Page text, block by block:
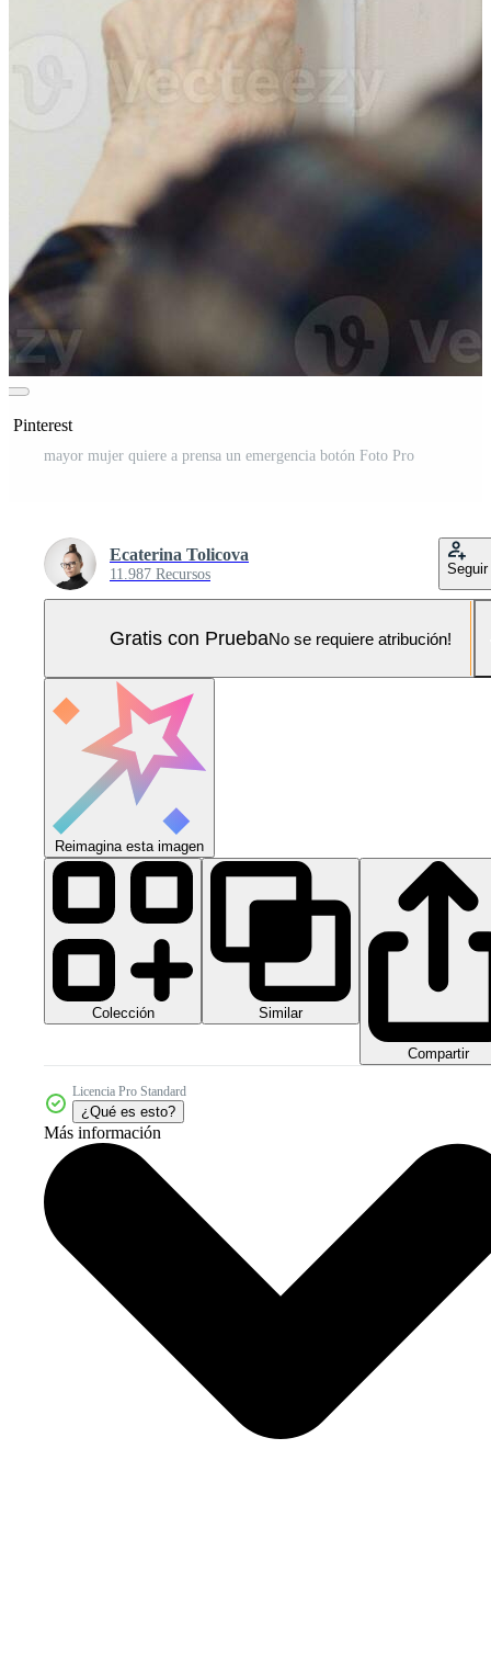
Pinterest
mayor mujer quiere a prensa un emergencia botón Foto Pro
Ecaterina Tolicova
11.987 Recursos Seguir
Gratis con PruebaNo se requiere atribución!
Reimagina esta imagen
Colección Similar
Compartir
Licencia Pro Standard
¿Qué es esto?
Más información